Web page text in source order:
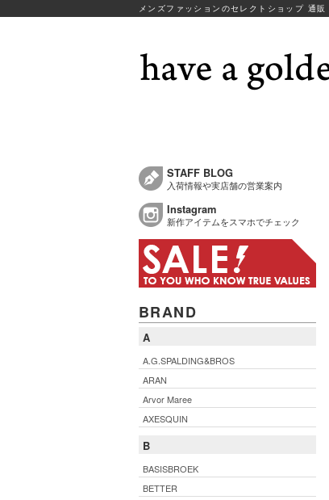
メンズファッションのセレクトショップ 通販
STAFF BLOG
入荷情報や実店舗の営業案内
Instagram
新作アイテムをスマホでチェック
BRAND
A
A.G.SPALDING&BROS
ARAN
Arvor Maree
AXESQUIN
B
BASISBROEK
BETTER